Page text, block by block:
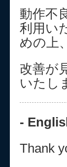
動作不
利用い
めの上
改善が
いたし
-
Thank